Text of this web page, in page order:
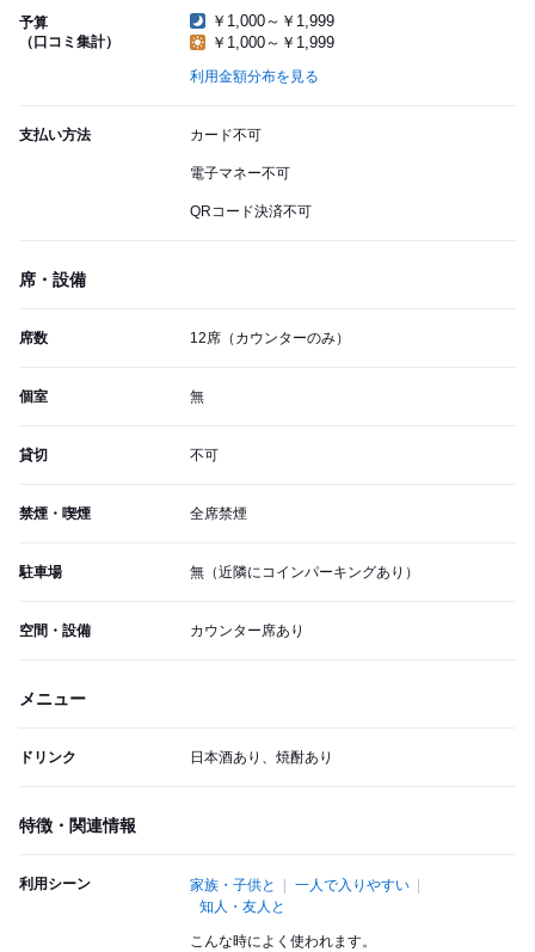
予算
（口コミ集計）
￥1,000～￥1,999
￥1,000～￥1,999
利用金額分布を見る
支払い方法 カード不可
電子マネー不可
QRコード決済不可
席・設備
席数 12席（カウンターのみ）
個室 無
貸切 不可
禁煙・喫煙 全席禁煙
駐車場 無（近隣にコインパーキングあり）
空間・設備 カウンター席あり
メニュー
ドリンク 日本酒あり、焼酎あり
特徴・関連情報
利用シーン 家族・子供と
一人で入りやすい
知人・友人と
こんな時によく使われます。